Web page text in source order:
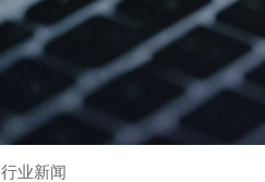
行业新闻